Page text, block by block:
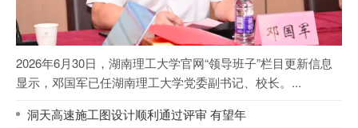
2026年6月30日，湖南理工大学官网“领导班子”栏目更新信息
显示，邓国军已任湖南理工大学党委副书记、校长。...
洞天高速施工图设计顺利通过评审 有望年